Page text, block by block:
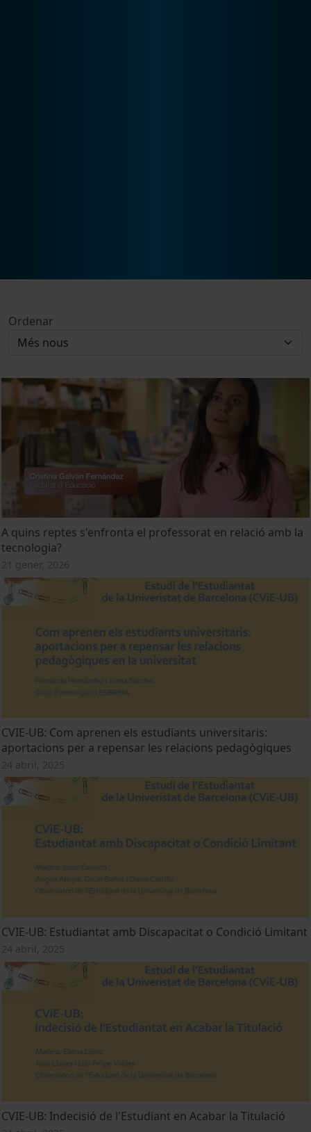
Ordenar
A quins reptes s'enfronta el professorat en relació amb la
tecnologia?
21 gener, 2026
CVIE-UB: Com aprenen els estudiants universitaris:
aportacions per a repensar les relacions pedagògiques
24 abril, 2025
CVIE-UB: Estudiantat amb Discapacitat o Condició Limitant
24 abril, 2025
CVIE-UB: Indecisió de l'Estudiant en Acabar la Titulació